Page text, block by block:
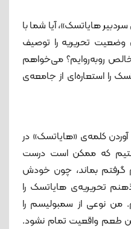
هایاتسک»، آیا شما با
تحریریه را توصیف
خالص روبه‌روایم؟ می‌خواهم
را استعاره‌ای از جامعه‌ی
آوردن کلمه‌ی «هایاتسک» در
که ممکن است درست
گرفتم بماند، چون خودش
تحریریه‌ی هایاتسک را
من نوعی از سمبولیسم را
طعم واقعیت تمام نشود.